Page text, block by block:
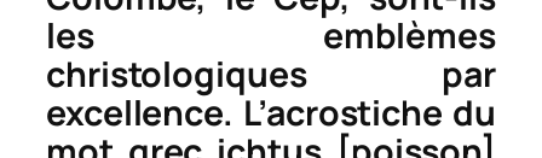
les emblèmes
christologiques par
excellence. L’acrostiche du